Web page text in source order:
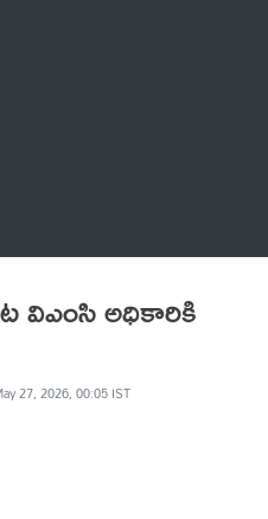
అధికారికి
27, 2026, 00:05 IST